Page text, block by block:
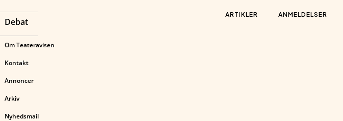
Debat
Om Teateravisen
Kontakt
Annoncer
Arkiv
Nyhedsmail
ARTIKLER ANMELDELSER